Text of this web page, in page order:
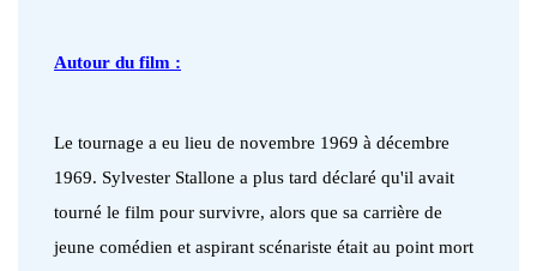
Autour du film :
Le tournage a eu lieu de novembre 1969 à décembre
1969. Sylvester Stallone a plus tard déclaré qu'il avait
tourné le film pour survivre, alors que sa carrière de
jeune comédien et aspirant scénariste était au point mort